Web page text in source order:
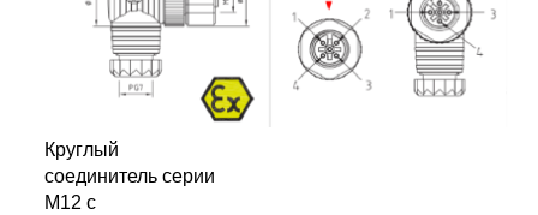
Круглый
соединитель серии
M12 с